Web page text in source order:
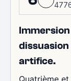
artifice.
Quatrième